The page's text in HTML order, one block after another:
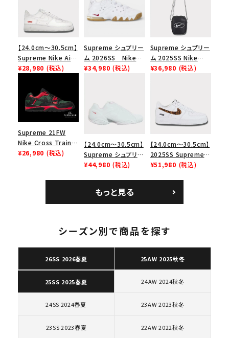
キーワードから探す
search
2025AW 2025SS
Tシャツ・ロングスリーブ
ショルダー・ウエストバッグ
ボックスロゴ ブラックスウェット
【24.0cm～30.5cm】
Supreme Nike Air
Force 1 Low シュプ
ース１スニーカー シ
ューズ ホワイト
¥28,980 (税込)
Supreme シュプリー
ム 2026SS Nike
SB Air Max 2 CB 94
¥34,980 (税込)
Supreme シュプリー
ム 2025SS Nike
Leather Shoulder
¥36,980 (税込)
Supreme 21FW
Nike Cross Trainer
Low ナイキクロスト
¥26,980 (税込)
【24.0cm～30.5cm】
Supreme シュプリー
ム 2023AW Nike
カー ホワイト 白
¥44,980 (税込)
【24.0cm～30.5cm】
2025SS Supreme
GOODENOUGH
ムグッドイナフ ナイキ
エアフォース１スニー
ト
¥51,980 (税込)
もっと見る
シーズン別で商品を探す
26SS 2026春夏 25AW 2025秋冬
25SS 2025春夏 24AW 2024秋冬
24SS 2024春夏 23AW 2023秋冬
23SS 2023春夏 22AW 2022秋冬